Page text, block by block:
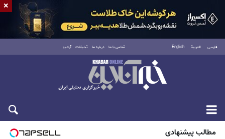
فارسی العربية English تماس با ما درباره ما تبلیغات آرشیو
پنجشنبه ۱۵ مرداد ۱۴۰۵
مطالب پیشنهادی
×